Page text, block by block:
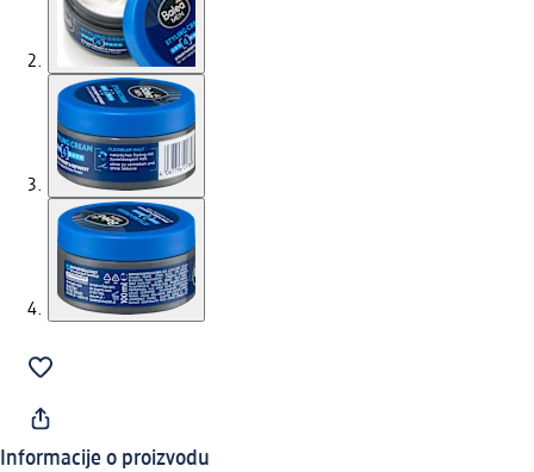
Informacije o proizvodu